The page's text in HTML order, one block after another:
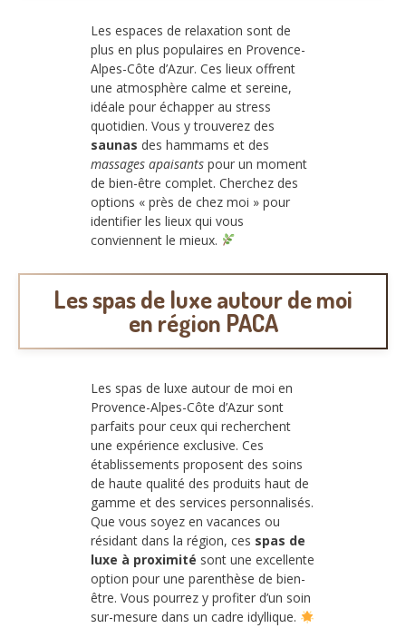
Les espaces de relaxation sont de
plus en plus populaires en Provence-
Alpes-Côte d’Azur. Ces lieux offrent
une atmosphère calme et sereine,
idéale pour échapper au stress
quotidien. Vous y trouverez des
saunas des hammams et des
massages apaisants pour un moment
de bien-être complet. Cherchez des
options « près de chez moi » pour
identifier les lieux qui vous
conviennent le mieux.
Les spas de luxe autour de moi
en région PACA
Les spas de luxe autour de moi en
Provence-Alpes-Côte d’Azur sont
parfaits pour ceux qui recherchent
une expérience exclusive. Ces
établissements proposent des soins
de haute qualité des produits haut de
gamme et des services personnalisés.
Que vous soyez en vacances ou
résidant dans la région, ces spas de
luxe à proximité sont une excellente
option pour une parenthèse de bien-
être. Vous pourrez y profiter d’un soin
sur-mesure dans un cadre idyllique.